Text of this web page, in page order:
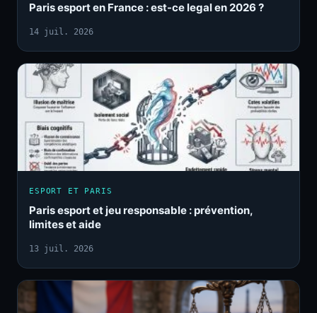
Paris esport en France : est-ce legal en 2026 ?
14 juil. 2026
ESPORT ET PARIS
Paris esport et jeu responsable : prévention,
limites et aide
13 juil. 2026